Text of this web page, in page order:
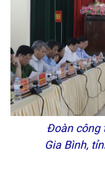
Đoàn công
Gia Bình,